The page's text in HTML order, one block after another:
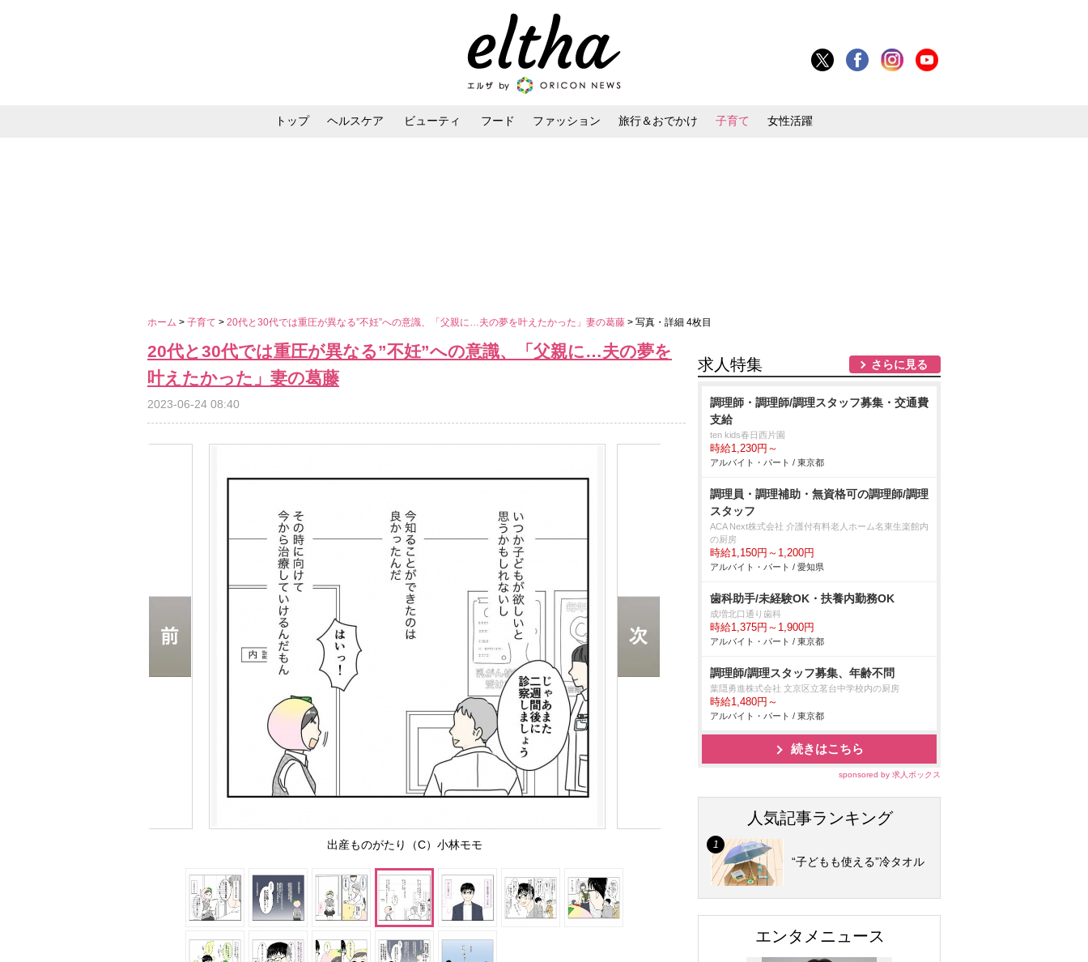
トップ ヘルスケア ビューティ フード ファッション 旅行＆おでかけ 子育て 女性活躍
ホーム > 子育て > 20代と30代では重圧が異なる”不妊”への意識、「父親に…夫の夢を叶えたかった」妻の葛藤 > 写真・詳細 4枚目
20代と30代では重圧が異なる”不妊”への意識、「父親に…夫の夢を
叶えたかった」妻の葛藤
2023-06-24 08:40
出産ものがたり（C）小林モモ
求人特集 さらに見る
調理師・調理師/調理スタッフ募集・交通費
支給
ten kids春日西片園
時給1,230円～
アルバイト・パート / 東京都
調理員・調理補助・無資格可の調理師/調理
スタッフ
ACA Next株式会社 介護付有料老人ホーム名東生楽館内
の厨房
時給1,150円～1,200円
アルバイト・パート / 愛知県
歯科助手/未経験OK・扶養内勤務OK
成増北口通り歯科
時給1,375円～1,900円
アルバイト・パート / 東京都
調理師/調理スタッフ募集、年齢不問
葉隠勇進株式会社 文京区立茗台中学校内の厨房
時給1,480円～
アルバイト・パート / 東京都
続きはこちら
sponsored by 求人ボックス
人気記事ランキング
“子どもも使える”冷タオル
エンタメニュース